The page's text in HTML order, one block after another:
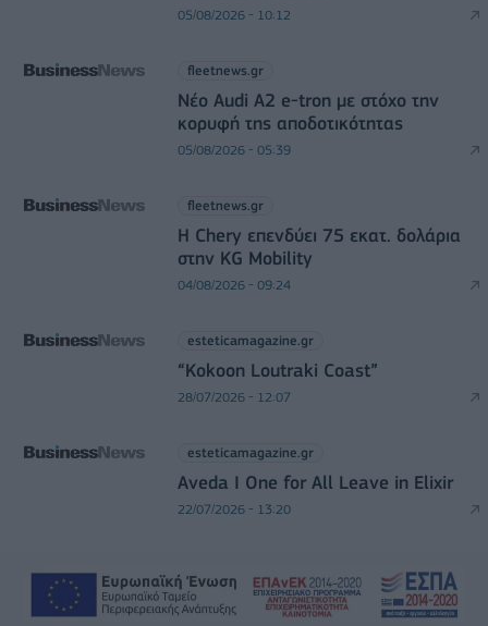
05/08/2026 - 10:12
fleetnews.gr
Νέο Audi A2 e-tron με στόχο την
κορυφή της αποδοτικότητας
05/08/2026 - 05:39
fleetnews.gr
Η Chery επενδύει 75 εκατ. δολάρια
στην KG Mobility
04/08/2026 - 09:24
esteticamagazine.gr
“Kokoon Loutraki Coast”
28/07/2026 - 12:07
esteticamagazine.gr
Aveda I One for All Leave in Elixir
22/07/2026 - 13:20